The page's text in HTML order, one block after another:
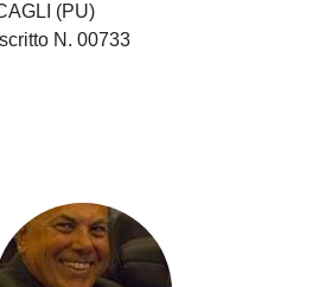
(PU)
Iscritto N. 00733